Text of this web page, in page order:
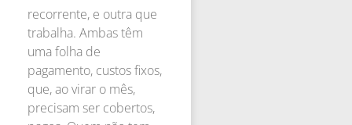
recorrente, e outra que
trabalha. Ambas têm
uma folha de
pagamento, custos fixos,
que, ao virar o mês,
precisam ser cobertos,